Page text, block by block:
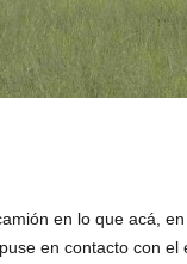
en lo que acá,
en contacto con el